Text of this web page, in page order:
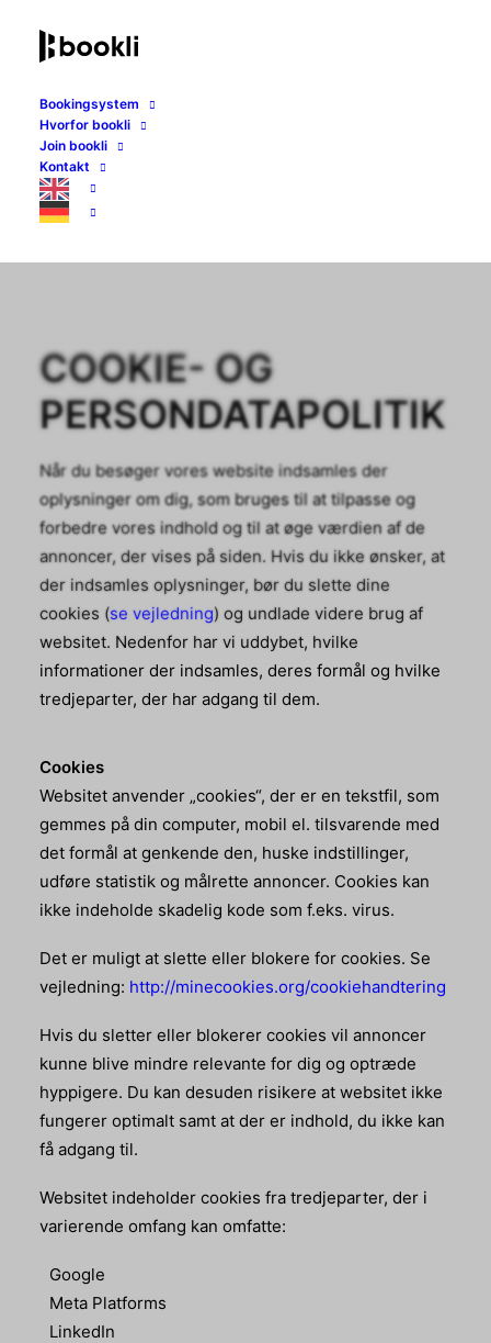
Bookingsystem
Hvorfor bookli
Join bookli
Kontakt
COOKIE- OG
PERSONDATAPOLITIK
Når du besøger vores website indsamles der
oplysninger om dig, som bruges til at tilpasse og
forbedre vores indhold og til at øge værdien af de
annoncer, der vises på siden. Hvis du ikke ønsker, at
der indsamles oplysninger, bør du slette dine
cookies (se vejledning) og undlade videre brug af
websitet. Nedenfor har vi uddybet, hvilke
informationer der indsamles, deres formål og hvilke
tredjeparter, der har adgang til dem.
Cookies
Websitet anvender „cookies“, der er en tekstfil, som
gemmes på din computer, mobil el. tilsvarende med
det formål at genkende den, huske indstillinger,
udføre statistik og målrette annoncer. Cookies kan
ikke indeholde skadelig kode som f.eks. virus.
Det er muligt at slette eller blokere for cookies. Se
vejledning: http://minecookies.org/cookiehandtering
Hvis du sletter eller blokerer cookies vil annoncer
kunne blive mindre relevante for dig og optræde
hyppigere. Du kan desuden risikere at websitet ikke
fungerer optimalt samt at der er indhold, du ikke kan
få adgang til.
Websitet indeholder cookies fra tredjeparter, der i
varierende omfang kan omfatte:
Google
Meta Platforms
LinkedIn